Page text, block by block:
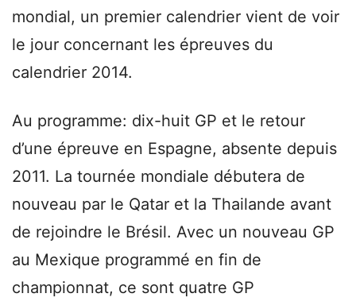
mondial, un premier calendrier vient de voir
le jour concernant les épreuves du
calendrier 2014.
Au programme: dix-huit GP et le retour
d’une épreuve en Espagne, absente depuis
2011. La tournée mondiale débutera de
nouveau par le Qatar et la Thailande avant
de rejoindre le Brésil. Avec un nouveau GP
au Mexique programmé en fin de
championnat, ce sont quatre GP